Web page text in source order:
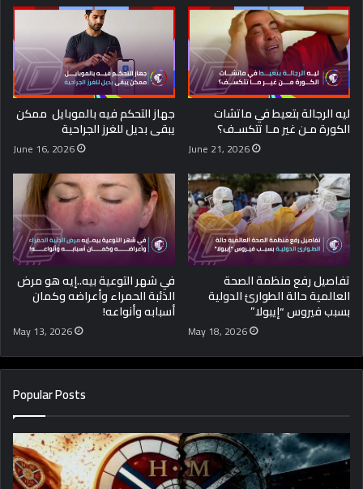
ليه الرجالة بتعيط في ماتشات
الكورة مـن غير مـا تتكسـف؟
June 21, 2026
جهاز التحكم فيه بالموبايل ممكن
يبقى بديل للغرز الجراحية
June 16, 2026
تفاصيل رفع منظمة الصحة
العالمية حالة الطوارئ الدولية
بسبب فيروس “إيبولا”
May 18, 2026
في شهر التوعية بيه..إيه هو مرض
الذئبة الحمراء وأعراضه وكمان
أسبابه وأنواعه!
May 13, 2026
Popular Posts